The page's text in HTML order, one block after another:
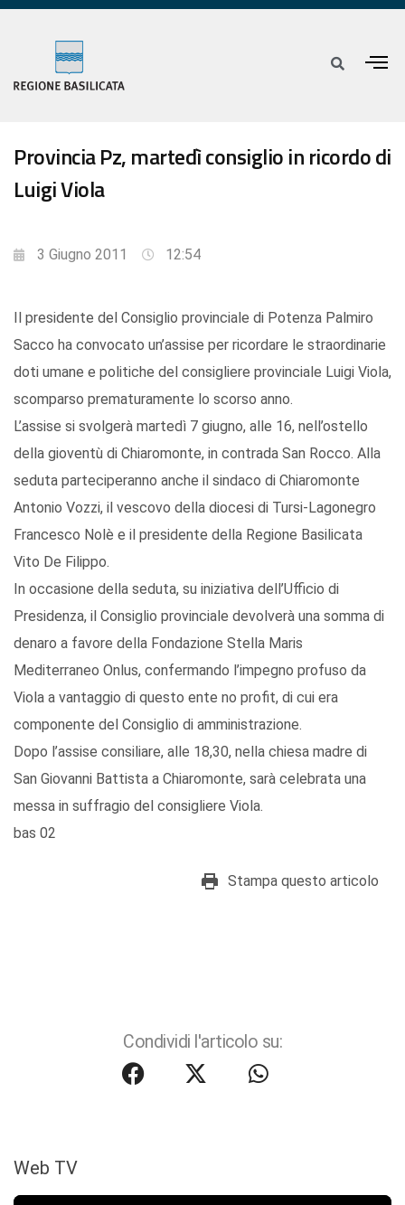
Provincia Pz, martedì consiglio in ricordo di
Luigi Viola
3 Giugno 2011 12:54
Il presidente del Consiglio provinciale di Potenza Palmiro
Sacco ha convocato un’assise per ricordare le straordinarie
doti umane e politiche del consigliere provinciale Luigi Viola,
scomparso prematuramente lo scorso anno.
L’assise si svolgerà martedì 7 giugno, alle 16, nell’ostello
della gioventù di Chiaromonte, in contrada San Rocco. Alla
seduta parteciperanno anche il sindaco di Chiaromonte
Antonio Vozzi, il vescovo della diocesi di Tursi-Lagonegro
Francesco Nolè e il presidente della Regione Basilicata
Vito De Filippo.
In occasione della seduta, su iniziativa dell’Ufficio di
Presidenza, il Consiglio provinciale devolverà una somma di
denaro a favore della Fondazione Stella Maris
Mediterraneo Onlus, confermando l’impegno profuso da
Viola a vantaggio di questo ente no profit, di cui era
componente del Consiglio di amministrazione.
Dopo l’assise consiliare, alle 18,30, nella chiesa madre di
San Giovanni Battista a Chiaromonte, sarà celebrata una
messa in suffragio del consigliere Viola.
bas 02
Stampa questo articolo
Condividi l'articolo su:
Web TV